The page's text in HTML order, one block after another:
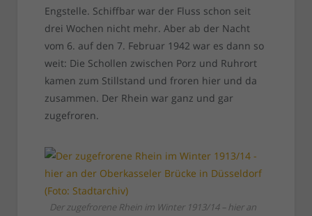
Engstelle. Schiffbar war der Fluss schon seit
drei Wochen nicht mehr. Aber ab der Nacht
vom 6. auf den 7. Februar 1942 war es dann so
weit: Die Schollen zwischen Porz und Ruhrort
kamen zum Stillstand und froren hier und da
zusammen. Der Rhein war ganz und gar
zugefroren.
Der zugefrorene Rhein im Winter 1913/14 – hier an